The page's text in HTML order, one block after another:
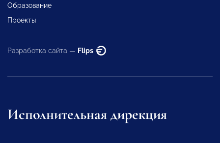
Образование
Проекты
Разработка сайта — Flips
Исполнительная дирекция